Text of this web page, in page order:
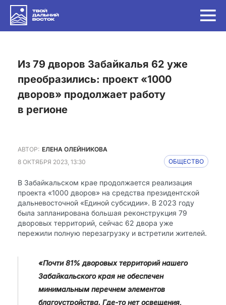
из 79 дворов Забайкалья 62 уже
преобразились: проект «1000
дворов» продолжает работу
в регионе
АВТОР: ЕЛЕНА ОЛЕЙНИКОВА
8 ОКТЯБРЯ 2023, 13:30
ОБЩЕСТВО
В Забайкальском крае продолжается реализация
проекта «1000 дворов» на средства президентской
дальневосточной «Единой субсидии». В 2023 году
была запланирована большая реконструкция 79
дворовых территорий, сейчас 62 двора уже
пережили полную перезагрузку и встретили жителей.
«Почти 81% дворовых территорий нашего
Забайкальского края не обеспечен
минимальным перечнем элементов
благоустройства. Где-то нет освещения,